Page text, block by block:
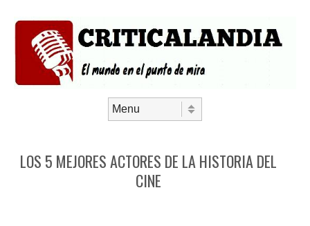
LOS 5 MEJORES ACTORES DE LA HISTORIA DEL
CINE